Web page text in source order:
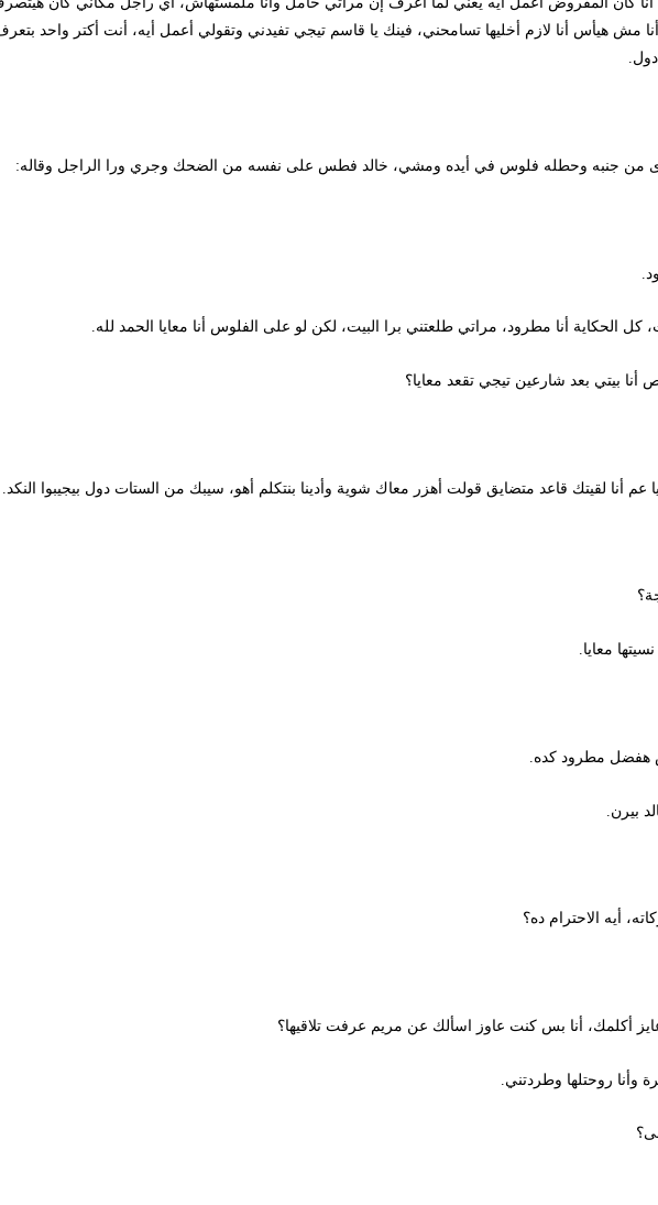
أنا لازم أخليها تسامحني، فينك يا قاسم تيجي تفيدني وتقولي أعمل أيه، أنت أكتر واحد
جنبه وحطله فلوس في أيده ومشي، خالد فطس على نفسه من الضحك وجري ورا الراجل وقاله:
أنا مطرود، مراتي طلعتني برا البيت، لكن لو على الفلوس أنا معايا الحمد لله.
بعد شارعين تيجي تقعد معايا؟
لقيتك قاعد متضايق قولت أهزر معاك شوية وأدينا بنتكلم أهو، سيبك من الستات دول بيجيبوا النكد.
معايا.
مطرود كده.
أيه الاحترام ده؟
أنا بس كنت عاوز اسألك عن مريم عرفت تلاقيها؟
روحتلها وطردتني.